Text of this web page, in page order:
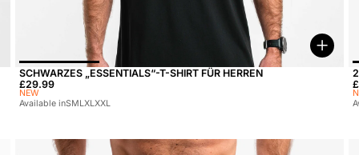
SCHWARZES „ESSENTIALS“-T-SHIRT FÜR HERREN
Preis:
£29.99
NEW
Available inSMLXLXXL